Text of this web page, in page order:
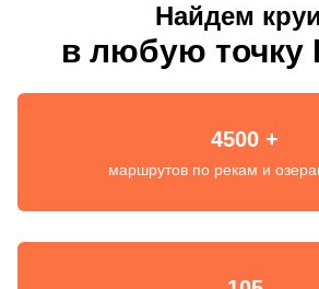
Найдем
в любую точку
4500 +
маршрутов по рекам и